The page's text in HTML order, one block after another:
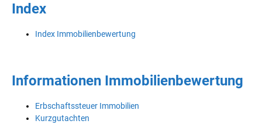
Index
Index Immobilienbewertung
Informationen Immobilienbewertung
Erbschaftssteuer Immobilien
Kurzgutachten